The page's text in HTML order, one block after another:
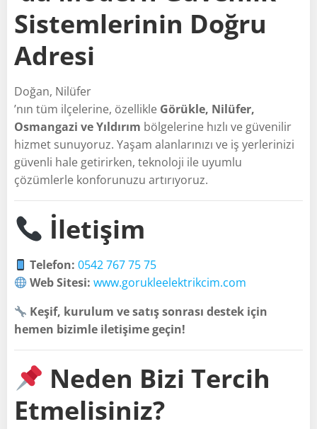
Sistemlerinin Doğru
Adresi
Doğan, Nilüfer
’nın tüm ilçelerine, özellikle Görükle, Nilüfer,
Osmangazi ve Yıldırım bölgelerine hızlı ve güvenilir
hizmet sunuyoruz. Yaşam alanlarınızı ve iş yerlerinizi
güvenli hale getirirken, teknoloji ile uyumlu
çözümlerle konforunuzu artırıyoruz.
İletişim
Telefon: 0542 767 75 75
Web Sitesi: www.gorukleelektrikcim.com
Keşif, kurulum ve satış sonrası destek için
hemen bizimle iletişime geçin!
Neden Bizi Tercih
Etmelisiniz?